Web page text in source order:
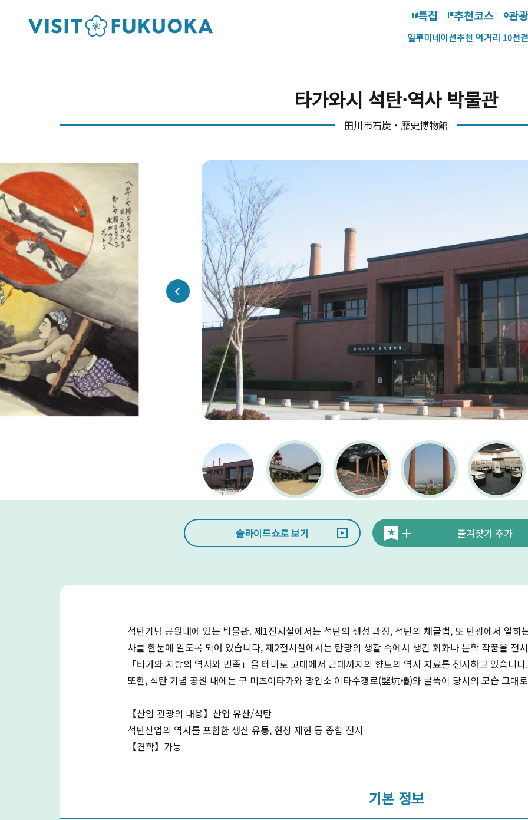
특집 추천코스 관
일루미네이션추천 먹거리 10선
타가와시 석탄·역사 박물관
田川市石炭・歴史博物館
슬라이드쇼로 보기 즐겨찾기 추가
석탄기념 공원내에 있는 박물관. 제1전시실에서는 석탄의 생성 과정, 석탄의 채굴법, 또 탄광에서 일하
사를 한눈에 알도록 되어 있습니다, 제2전시실에서는 탄광의 생활 속에서 생긴 회화나 문학 작품을 전
「타가와 지방의 역사와 민족」을 테마로 고대에서 근대까지의 향토의 역사 자료를 전시하고 있습니다.
또한, 석탄 기념 공원 내에는 구 미츠이타가와 광업소 이타수갱로(竪坑櫓)와 굴뚝이 당시의 모습 그대
【산업 관광의 내용】산업 유산/석탄
석탄산업의 역사를 포함한 생산 유통, 현장 재현 등 종합 전시
【견학】가능
기본 정보